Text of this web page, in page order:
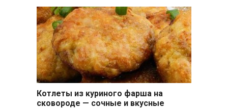
Котлеты из куриного фарша на
сковороде — сочные и вкусные